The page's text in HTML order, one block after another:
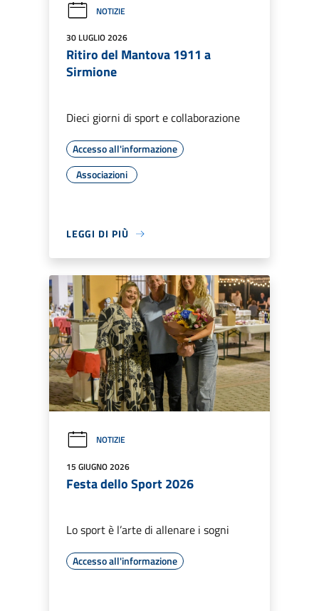
NOTIZIE
30 LUGLIO 2026
Ritiro del Mantova 1911 a
Sirmione
Dieci giorni di sport e collaborazione
Accesso all'informazione
Associazioni
LEGGI DI PIÙ
NOTIZIE
15 GIUGNO 2026
Festa dello Sport 2026
Lo sport è l’arte di allenare i sogni
Accesso all'informazione